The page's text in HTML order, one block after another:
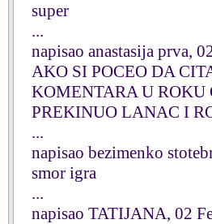
super
...
napisao anastasija prva,
AKO SI POCEO DA
KOMENTARA U ROKU
PREKINUO LANAC I
...
napisao bezimenko
smor igra
...
napisao TATIJANA, 02